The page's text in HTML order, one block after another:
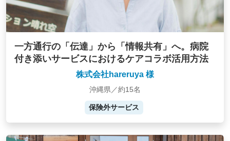
一方通行の「伝達」から「情報共有」へ。病院
付き添いサービスにおけるケアコラボ活用方法
株式会社hareruya 様
沖縄県／約15名
保険外サービス